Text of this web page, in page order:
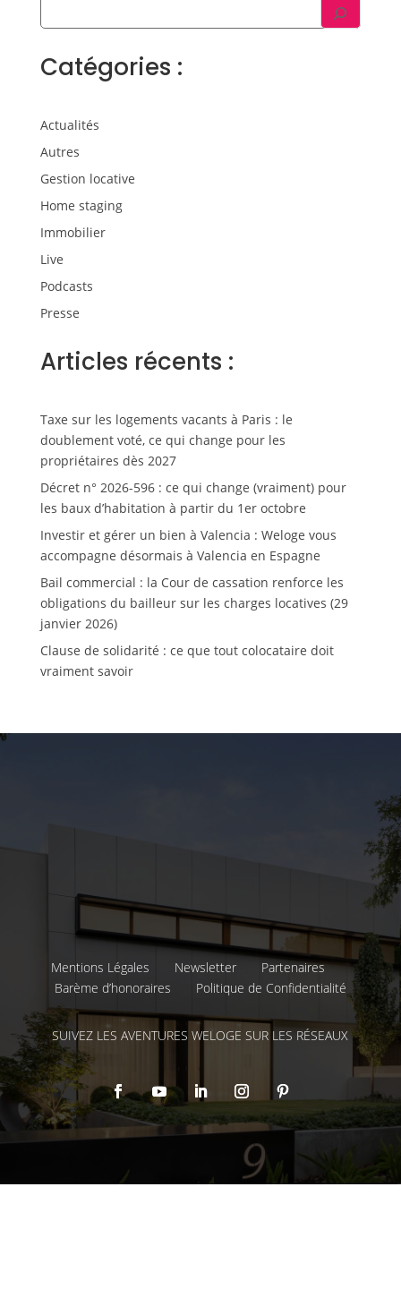
Catégories :
Actualités
Autres
Gestion locative
Home staging
Immobilier
Live
Podcasts
Presse
Articles récents :
Taxe sur les logements vacants à Paris : le
doublement voté, ce qui change pour les
propriétaires dès 2027
Décret n° 2026-596 : ce qui change (vraiment) pour
les baux d’habitation à partir du 1er octobre
Investir et gérer un bien à Valencia : Weloge vous
accompagne désormais à Valencia en Espagne
Bail commercial : la Cour de cassation renforce les
obligations du bailleur sur les charges locatives (29
janvier 2026)
Clause de solidarité : ce que tout colocataire doit
vraiment savoir
Mentions Légales Newsletter
Partenaires
Barème d’honoraires
Politique de Confidentialité
SUIVEZ LES AVENTURES WELOGE SUR LES RÉSEAUX